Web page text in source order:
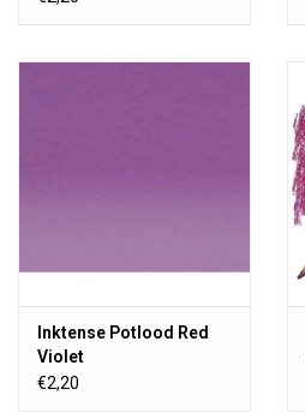
Inktense Potlood Red
Violet
€2,20